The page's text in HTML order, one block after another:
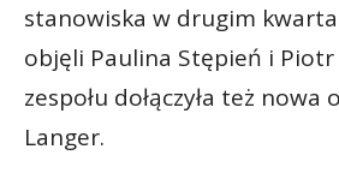
stanowiska w drugim
objęli Paulina Stępień i
zespołu dołączyła też nowa
Langer.